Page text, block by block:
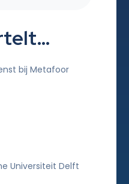
bij Metafoor
Universiteit Delft